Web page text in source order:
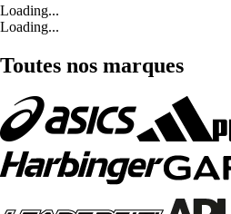
Loading...
Loading...
Toutes nos marques